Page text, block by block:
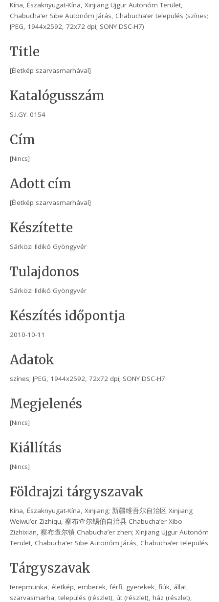
Kína, Északnyugat-Kína, Xinjiang Ujgur Autonóm Terület,
Chabucha’er Sibe Autonóm Járás, Chabucha’er település (színes;
JPEG, 1944x2592, 72x72 dpi; SONY DSC-H7)
Title
[Életkép szarvasmarhával]
Katalógusszám
S.I.GY. 0154
Cím
[Nincs]
Adott cím
[Életkép szarvasmarhával]
Készítette
Sárközi Ildikó Gyöngyvér
Tulajdonos
Sárközi Ildikó Gyöngyvér
Készítés időpontja
2010-10-11
Adatok
színes; JPEG, 1944x2592, 72x72 dpi; SONY DSC-H7
Megjelenés
[Nincs]
Kiállítás
[Nincs]
Földrajzi tárgyszavak
Kína, Északnyugat-Kína, Xinjiang; 新疆维吾尔自治区 Xinjiang
Weiwu’er Zizhiqu, 察布查尔锡伯自治县 Chabucha’er Xibo
Zizhixian, 察布查尔镇 Chabucha’er zhen; Xinjiang Ujgur Autonóm
Terület, Chabucha’er Sibe Autonóm Járás, Chabucha’er település
Tárgyszavak
terepmunka, életkép, emberek, férfi, gyerekek, fiúk, állat,
szarvasmarha, település (részlet), út (részlet), ház (részlet),